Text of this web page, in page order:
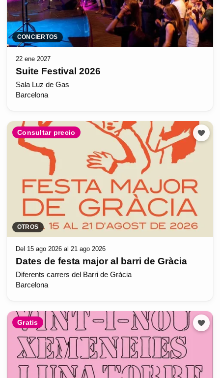
CONCIERTOS
22 ene 2027
Suite Festival 2026
Sala Luz de Gas
Barcelona
Consultar precio
OTROS
Del 15 ago 2026 al 21 ago 2026
Dates de festa major al barri de Gràcia
Diferents carrers del Barri de Gràcia
Barcelona
Gratis